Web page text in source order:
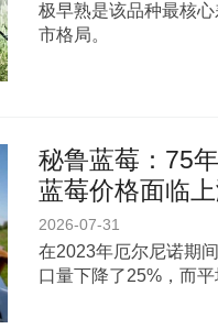
极早熟是该品种最核
市格局。
秘鲁蓝莓：75
蓝莓价格面临
2026-07-31
在2023年厄尔尼诺期
口量下降了25%，而平